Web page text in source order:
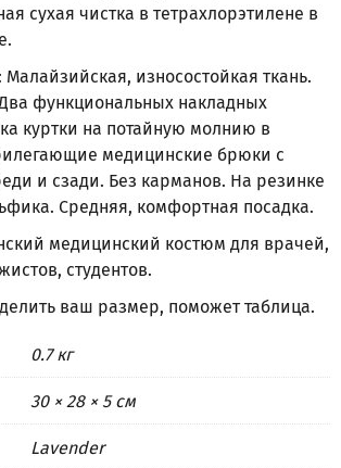
сухая чистка в тетрахлорэтилене в
износостойкая ткань.
функциональных накладных
куртки на потайную молнию в
медицинские брюки с
и сзади. Без карманов. На резинке
Средняя, комфортная посадка.
медицинский костюм для врачей,
студентов.
ваш размер, поможеттаблица.
0.7 кг
30 × 28 × 5 см
Lavender